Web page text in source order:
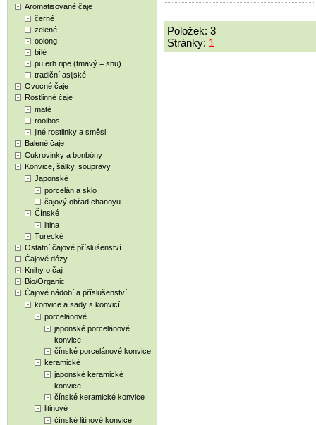
Aromatisované čaje
černé
zelené
oolong
bílé
pu erh ripe (tmavý = shu)
tradiční asijské
Ovocné čaje
Rostlinné čaje
maté
rooibos
jiné rostlinky a směsi
Balené čaje
Cukrovinky a bonbóny
Konvice, šálky, soupravy
Japonské
porcelán a sklo
čajový obřad chanoyu
Čínské
litina
Turecké
Ostatní čajové příslušenství
Čajové dózy
Knihy o čaji
Bio/Organic
Čajové nádobí a příslušenství
konvice a sady s konvicí
porcelánové
japonské porcelánové
konvice
čínské porcelánové konvice
keramické
japonské keramické
konvice
čínské keramické konvice
litinové
čínské litinové konvice
Položek: 3
Stránky: 1